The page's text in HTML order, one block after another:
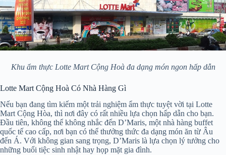
Khu ẩm thực Lotte Mart Cộng Hoà đa dạng món ngon hấp dẫn
Lotte Mart Cộng Hoà Có Nhà Hàng Gì
Nếu bạn đang tìm kiếm một trải nghiệm ẩm thực tuyệt vời tại Lotte
Mart Cộng Hòa, thì nơi đây có rất nhiều lựa chọn hấp dẫn cho bạn.
Đầu tiên, không thể không nhắc đến D’Maris, một nhà hàng buffet
quốc tế cao cấp, nơi bạn có thể thưởng thức đa dạng món ăn từ Âu
đến Á. Với không gian sang trọng, D’Maris là lựa chọn lý tưởng cho
những buổi tiệc sinh nhật hay họp mặt gia đình.